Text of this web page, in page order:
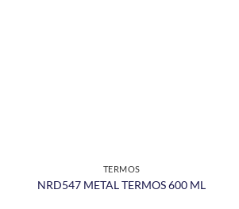
TERMOS
NRD547 METAL TERMOS 600 ML